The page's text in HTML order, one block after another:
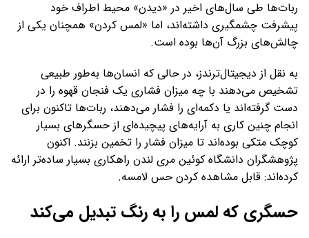
ربات‌ها طی سال‌های اخیر در «دیدن» محیط اطراف خود
پیشرفت چشمگیری داشته‌اند، اما «لمس کردن» همچنان یکی از
چالش‌های بزرگ آن‌ها بوده است.
به نقل از دیجیتال‌ترندز، در حالی که انسان‌ها به‌طور طبیعی
تشخیص می‌دهند با چه میزان فشاری یک فنجان قهوه را در
دست گرفته‌اند یا دکمه‌ای را فشار می‌دهند، ربات‌ها تاکنون برای
انجام چنین کاری به آرایه‌های پیچیده‌ای از حسگرهای بسیار
کوچک متکی بوده‌اند تا میزان فشار را تخمین بزنند. اکنون
پژوهشگران دانشگاه کوئین مری لندن راهکاری بسیار ساده‌تر ارائه
کرده‌اند: قابل مشاهده کردن حس لامسه.
حسگری که لمس را به رنگ تبدیل می‌کند